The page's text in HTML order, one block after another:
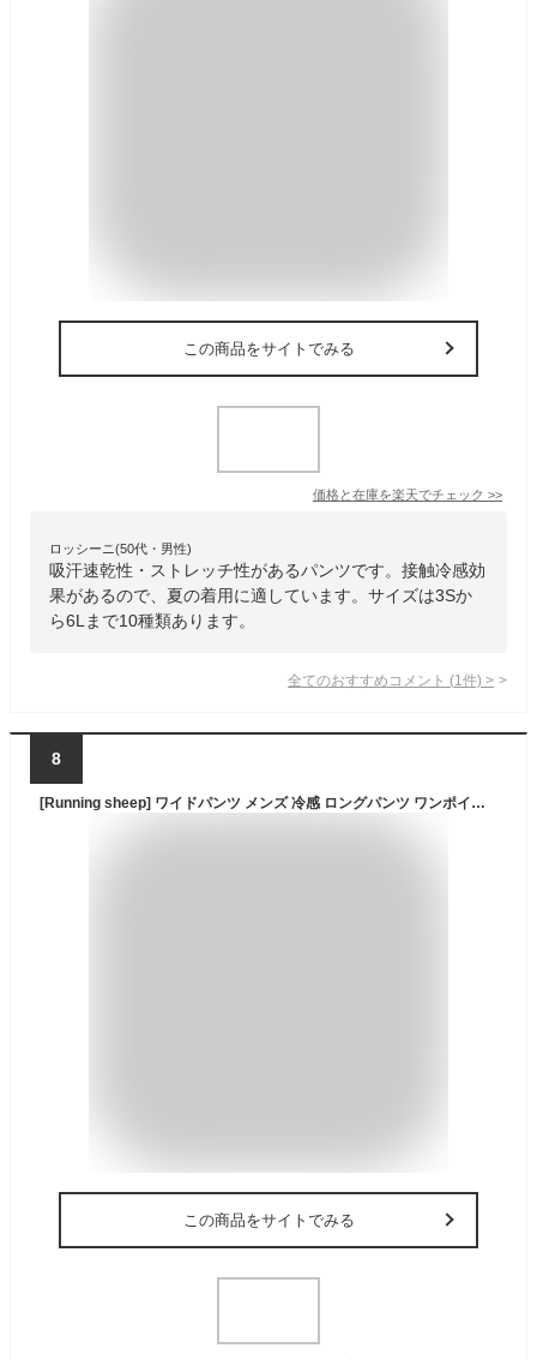
この商品をサイトでみる
価格と在庫を楽天でチェック >>
ロッシーニ(50代・男性)
吸汗速乾性・ストレッチ性があるパンツです。接触冷感効
果があるので、夏の着用に適しています。サイズは3Sか
ら6Lまで10種類あります。
全てのおすすめコメント (1 件) >
8
[Running sheep] ワイドパンツ メンズ 冷感 ロングパンツ ワンポイント ゆったり イージーパンツ ジャージ 下 カジュアル 接触冷感 通気速乾 夏服 rs235blk-L
この商品をサイトでみる